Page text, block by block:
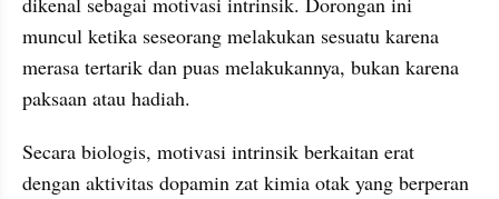
muncul ketika seseorang melakukan sesuatu karena
merasa tertarik dan puas melakukannya, bukan karena
paksaan atau hadiah.
Secara biologis, motivasi intrinsik berkaitan erat
dengan aktivitas dopamin zat kimia otak yang berperan